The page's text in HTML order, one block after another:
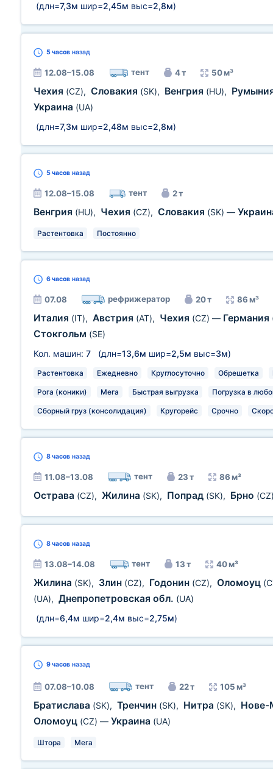
(длн=7,3м шир=2,45м выс=2,8м)
5 часов назад
12.08–15.08 тент 4 т 50 м³
Чехия (CZ), Словакия (SK), Венгрия (HU),
Украина (UA)
(длн=7,3м шир=2,48м выс=2,8м)
5 часов назад
12.08–15.08 тент 2 т
Венгрия (HU), Чехия (CZ), Словакия (SK) —
Растентовка Постоянно
6 часов назад
07.08 рефрижератор 20 т 86 м³
Италия (IT), Австрия (AT), Чехия (CZ) — Германия
Стокгольм (SE)
Кол. машин: 7 (длн=13,6м шир=2,5м выс=3м)
Растентовка Ежедневно Круглосуточно Обрешетка
Рога (коники) Мега Быстрая выгрузка Погрузка в
Сборный груз (консолидация) Кругорейс Срочно
8 часов назад
11.08–13.08 тент 23 т 86 м³
Острава (CZ), Жилина (SK), Попрад (SK), Брно
8 часов назад
13.08–14.08 тент 13 т 40 м³
Жилина (SK), Злин (CZ), Годонин (CZ), Оломоуц
(UA), Днепропетровская обл. (UA)
(длн=6,4м шир=2,4м выс=2,75м)
9 часов назад
07.08–10.08 тент 22 т 105 м³
Братислава (SK), Тренчин (SK), Нитра (SK), Нове-
Оломоуц (CZ) — Украина (UA)
Штора Мега